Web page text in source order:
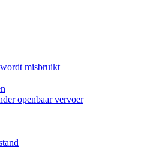
misbruikt
openbaar vervoer